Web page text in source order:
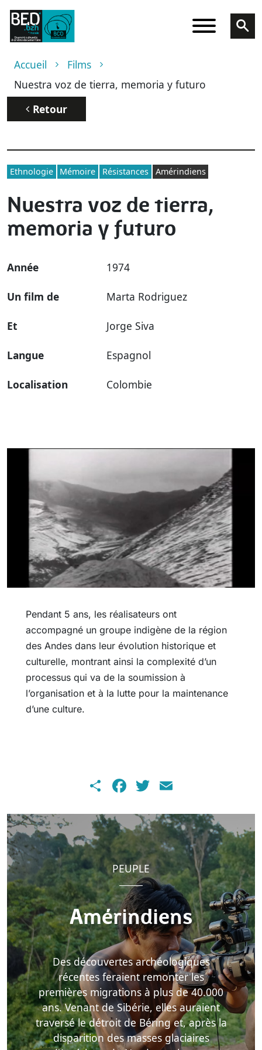
Aller au contenu principal
Fil d'Ariane
Accueil
Films
Nuestra voz de tierra, memoria y futuro
Retour
Ethnologie Mémoire Résistances Amérindiens
Nuestra voz de tierra,
memoria y futuro
Année 1974
Un film de Marta Rodriguez
Et Jorge Siva
Langue Espagnol
Localisation Colombie
Pendant 5 ans, les réalisateurs ont
accompagné un groupe indigène de la région
des Andes dans leur évolution historique et
culturelle, montrant ainsi la complexité d’un
processus qui va de la soumission à
l’organisation et à la lutte pour la maintenance
d’une culture.
ShareFacebook
Twitter
PEUPLE
Amérindiens
Des découvertes archéologiques
récentes feraient remonter les
premières migrations à plus de 40.000
ans. Venant de Sibérie, elles auraient
traversé le détroit de Béring et, après la
disparition des masses glaciaires